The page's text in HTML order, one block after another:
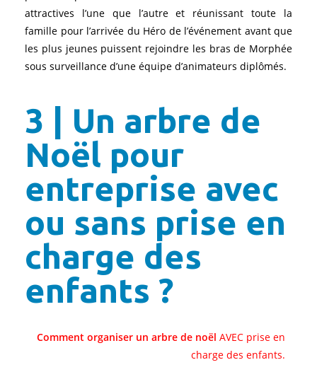
attractives l’une que l’autre et réunissant toute la
famille pour l’arrivée du Héro de l’événement avant que
les plus jeunes puissent rejoindre les bras de Morphée
sous surveillance d’une équipe d’animateurs diplômés.
3 | Un arbre de
Noël pour
entreprise avec
ou sans prise en
charge des
enfants ?
Comment organiser un arbre de noël AVEC prise en
charge des enfants.